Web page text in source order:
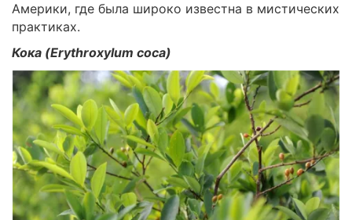
Америки, где была широко известна в мистических
практиках.
Кока (Erythroxylum coca)